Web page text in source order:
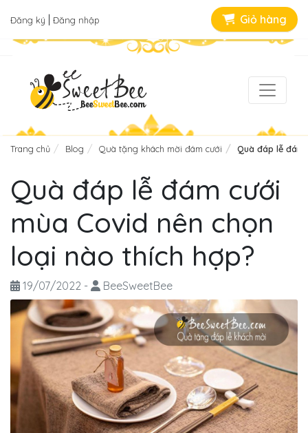
Đăng ký Đăng nhập Giỏ hàng
Trang chủ Blog Quà tặng khách mời đám cưới Quà đáp lễ
Quà đáp lễ đám cưới
mùa Covid nên chọn
loại nào thích hợp?
19/07/2022 - BeeSweetBee